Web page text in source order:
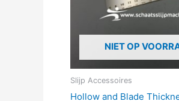
NIET OP
Slijp Accessoires
Hollow and Blade